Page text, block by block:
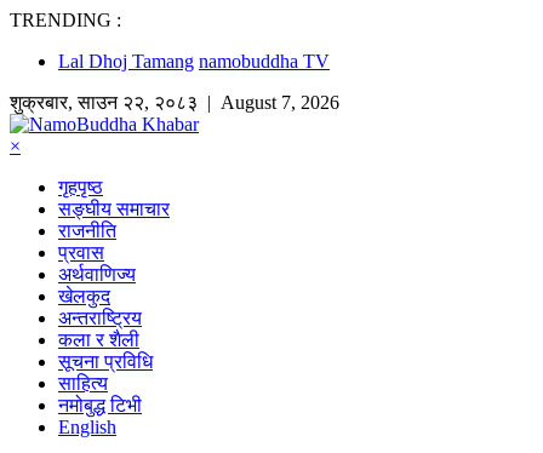
TRENDING :
Lal Dhoj Tamang namobuddha TV
शुक्रबार,साउन २२, २०८३ | August 7, 2026
×
गृहपृष्ठ
सङ्घीय समाचार
राजनीति
प्रवास
अर्थवाणिज्य
खेलकुद
अन्तराष्ट्रिय
कला र शैली
सूचना प्रविधि
साहित्य
नमोबुद्ध टिभी
English